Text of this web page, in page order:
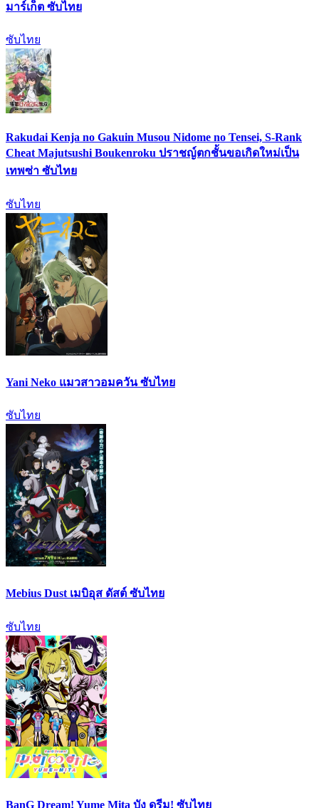
มาร์เก็ต ซับไทย
ซับไทย
Rakudai Kenja no Gakuin Musou Nidome no Tensei, S-Rank
Cheat Majutsushi Boukenroku ปราชญ์ตกชั้นขอเกิดใหม่เป็น
เทพซ่า ซับไทย
ซับไทย
Yani Neko แมวสาวอมควัน ซับไทย
ซับไทย
Mebius Dust เมบิอุส ดัสต์ ซับไทย
ซับไทย
BanG Dream! Yume Mita บัง ดรีม! ซับไทย